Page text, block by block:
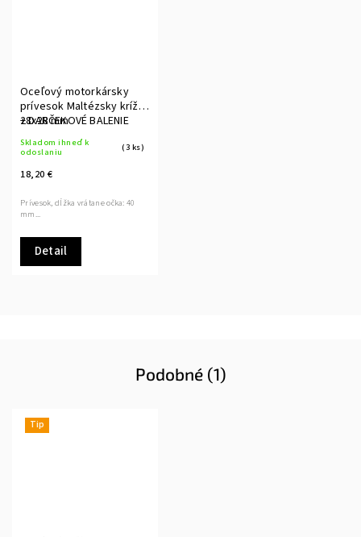
Oceľový motorkársky
prívesok Maltézsky kríž
28x28 mm
+ DARČEKOVÉ BALENIE
Skladom ihneď k
odoslaniu
(3 ks)
18,20 €
Detail
Prívesok, dĺžka vrátane očka: 40
mm...
Podobné (1)
Tip